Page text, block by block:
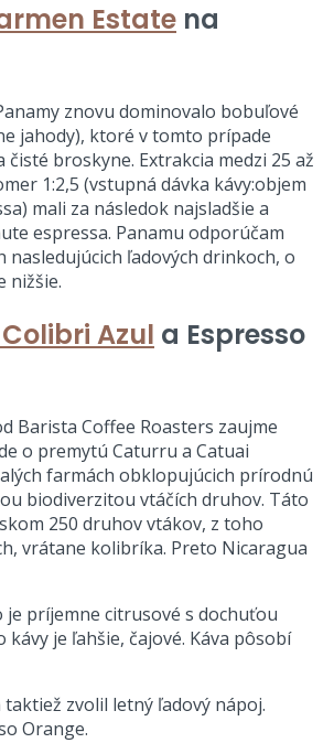
Estate na
znovu dominovalo bobuľové
jahody), ktoré v tomto prípade
čisté broskyne. Extrakcia medzi 25 až
1:2,5 (vstupná dávka kávy:objem
mali za následok najsladšie a
espressa. Panamu odporúčam
nasledujúcich ľadových drinkoch, o
nižšie.
Azul a Espresso
Barista Coffee Roasters zaujme
o premytú Caturru a Catuai
farmách obklopujúcich prírodnú
biodiverzitou vtáčích druhov. Táto
250 druhov vtákov, z toho
vrátane kolibríka. Preto Nicaragua
je príjemne citrusové s dochuťou
kávy je ľahšie, čajové. Káva pôsobí
zvolil letný ľadový nápoj.
Orange.